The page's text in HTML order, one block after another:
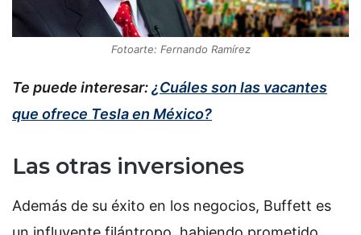
Fotoarte: Fernando Ramírez
Te puede interesar:¿Cuáles son las vacantes
que ofrece Tesla en México?
Las otras inversiones
Además de su éxito en los negocios, Buffett es